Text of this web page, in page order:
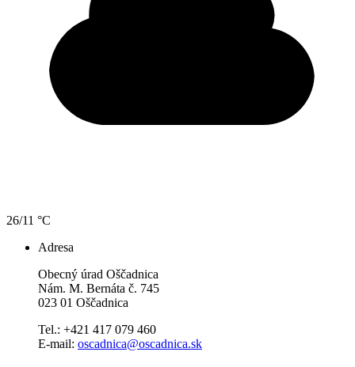
26/11 °C
Adresa
Obecný úrad Oščadnica
Nám. M. Bernáta č. 745
023 01 Oščadnica
Tel.: +421 417 079 460
E-mail: oscadnica@oscadnica.sk